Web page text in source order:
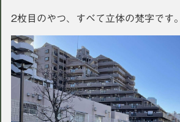
2枚目のやつ、すべて立体の梵字です。